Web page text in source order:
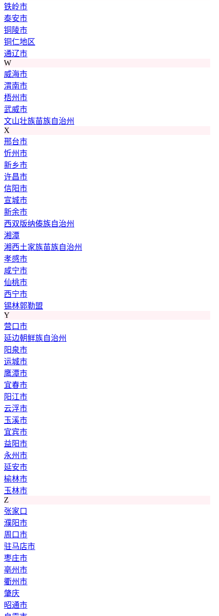
铁岭市
泰安市
铜陵市
铜仁地区
通辽市
W
威海市
渭南市
梧州市
武威市
文山壮族苗族自治州
X
邢台市
忻州市
新乡市
许昌市
信阳市
宣城市
新余市
西双版纳傣族自治州
湘潭
湘西土家族苗族自治州
孝感市
咸宁市
仙桃市
西宁市
锡林郭勒盟
Y
营口市
延边朝鲜族自治州
阳泉市
运城市
鹰潭市
宜春市
阳江市
云浮市
玉溪市
宜宾市
益阳市
永州市
延安市
榆林市
玉林市
Z
张家口
濮阳市
周口市
驻马店市
枣庄市
亳州市
衢州市
肇庆
昭通市